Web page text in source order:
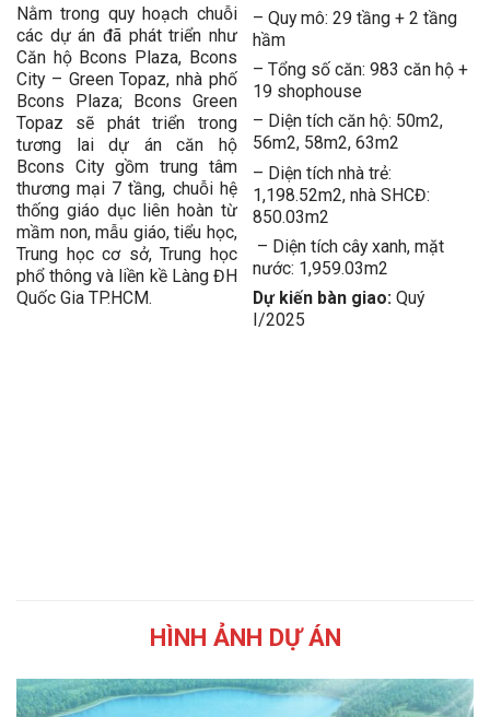
Nằm trong quy hoạch chuỗi
các dự án đã phát triển như
Căn hộ Bcons Plaza, Bcons
City – Green Topaz, nhà phố
Bcons Plaza; Bcons Green
Topaz sẽ phát triển trong
tương lai dự án căn hộ
Bcons City gồm trung tâm
thương mại 7 tầng, chuỗi hệ
thống giáo dục liên hoàn từ
mầm non, mẫu giáo, tiểu học,
Trung học cơ sở, Trung học
phổ thông và liền kề Làng ĐH
Quốc Gia TP.HCM.
– Quy mô: 29 tầng + 2 tầng
hầm
– Tổng số căn: 983 căn hộ +
19 shophouse
– Diện tích căn hộ: 50m2,
56m2, 58m2, 63m2
– Diện tích nhà trẻ:
1,198.52m2, nhà SHCĐ:
850.03m2
– Diện tích cây xanh, mặt
nước: 1,959.03m2
Dự kiến bàn giao: Quý
I/2025
HÌNH ẢNH DỰ ÁN